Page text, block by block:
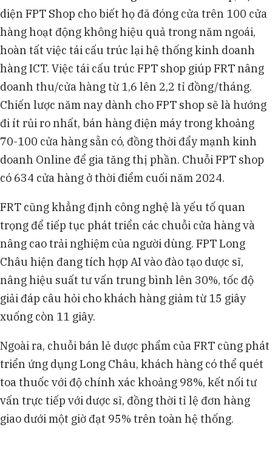
diện FPT Shop cho biết họ đã đóng cửa trên 100 cửa
hàng hoạt động không hiệu quả trong năm ngoái,
hoàn tất việc tái cấu trúc lại hệ thống kinh doanh
hàng ICT. Việc tái cấu trúc FPT shop giúp FRT nâng
doanh thu/cửa hàng từ 1,6 lên 2,2 tỉ đồng/tháng.
Chiến lược năm nay dành cho FPT shop sẽ là hướng
đi ít rủi ro nhất, bán hàng điện máy trong khoảng
70-100 cửa hàng sẵn có, đồng thời đẩy mạnh kinh
doanh Online để gia tăng thị phần. Chuỗi FPT shop
có 634 cửa hàng ở thời điểm cuối năm 2024.
FRT cũng khẳng định công nghệ là yếu tố quan
trọng để tiếp tục phát triển các chuỗi cửa hàng và
nâng cao trải nghiệm của người dùng. FPT Long
Châu hiện đang tích hợp AI vào đào tạo dược sĩ,
nâng hiệu suất tư vấn trung bình lên 30%, tốc độ
giải đáp câu hỏi cho khách hàng giảm từ 15 giây
xuống còn 11 giây.
Ngoài ra, chuỗi bán lẻ dược phẩm của FRT cũng phát
triển ứng dụng Long Châu, khách hàng có thể quét
toa thuốc với độ chính xác khoảng 98%, kết nối tư
vấn trực tiếp với dược sĩ, đồng thời tỉ lệ đơn hàng
giao dưới một giờ đạt 95% trên toàn hệ thống.